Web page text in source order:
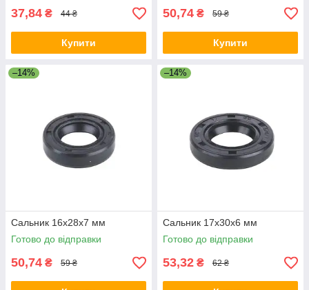
37,84 ₴ 44 ₴
Купити
50,74 ₴ 59 ₴
Купити
–14%
Сальник 16x28x7 мм
Готово до відправки
50,74 ₴ 59 ₴
–14%
Сальник 17x30x6 мм
Готово до відправки
53,32 ₴ 62 ₴